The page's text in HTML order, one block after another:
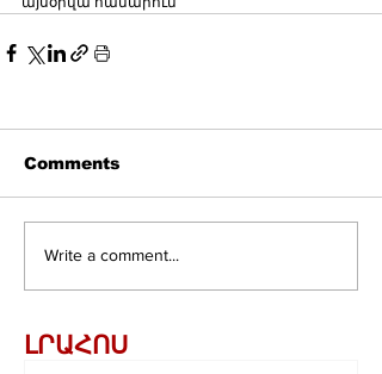
Comments
Write a comment...
ԼՐԱՀՈՍ